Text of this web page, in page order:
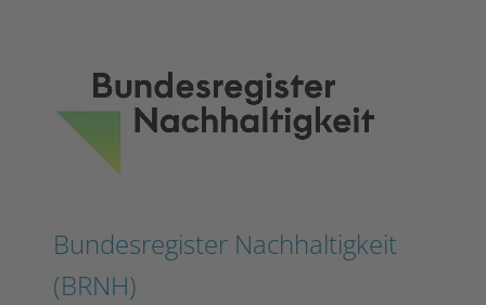
Bundesregister Nachhaltigkeit
(BRNH)